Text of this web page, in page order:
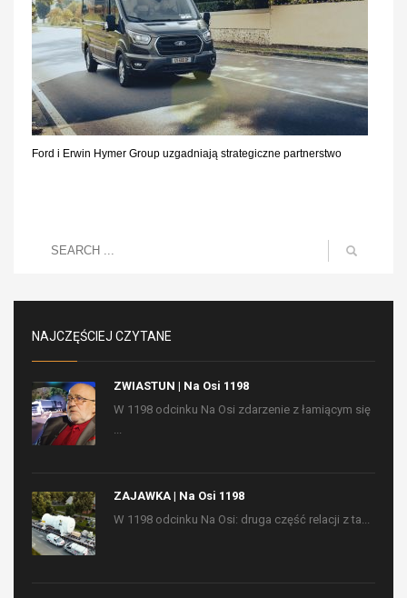
Ford i Erwin Hymer Group uzgadniają strategiczne partnerstwo
NAJCZĘŚCIEJ CZYTANE
ZWIASTUN | Na Osi 1198
W 1198 odcinku Na Osi zdarzenie z łamiącym się
...
ZAJAWKA | Na Osi 1198
W 1198 odcinku Na Osi: druga część relacji z ta...